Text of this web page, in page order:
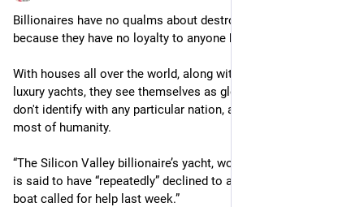
Billionaires have no qualms about destroying entire societies
because they have no loyalty to anyone but themselves.
With houses all over the world, along with private jets and
luxury yachts, they see themselves as globalists, and as such
don't identify with any particular nation, and certainly not with
most of humanity.
“The Silicon Valley billionaire’s yacht, worth a reported $300m,
is said to have “repeatedly” declined to assist when a nearby
boat called for help last week.”